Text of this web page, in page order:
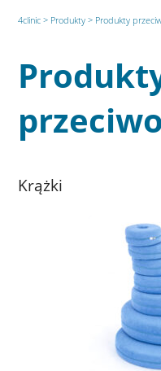
4clinic > Produkty > Produkty
Krążki